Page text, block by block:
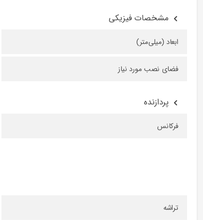
مشخصات فیزیکی
ابعاد (میلی‌متر)
فضای نصب مورد نیاز
پردازنده
فرکانس
تراشه